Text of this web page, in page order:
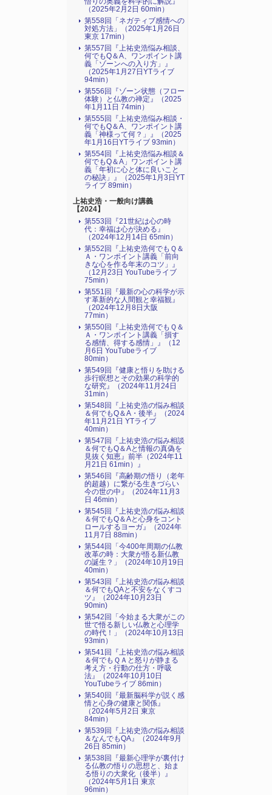
（2025年2月2日 60min）
第558回「ネガティブ感情への
対処方法」（2025年1月26日
東京 17min）
第557回『上祐史浩悩み相談、
何でもQ＆A、ワンポイント講
義「ゾーンへの入り方」』
（2025年1月27日YTライブ
94min）
第556回『ゾーン状態（フロー
体験）と仏教の禅定』（2025
年1月11日 74min）
第555回『上祐史浩悩み相談・
何でもQ＆A、ワンポイント講
義「神様って何？」』（2025
年1月16日YTライブ 93min）
第554回『上祐史浩悩み相談＆
何でもQ＆A」ワンポイント講
義「年初に心と体に良いこと
の秘訣」』（2025年1月3日YT
ライブ 89min）
上祐史浩・一般向け講義
【2024】
第553回『21世紀は心の時
代：幸福は心が決める』
（2024年12月14日 65min）
第552回『上祐史浩何でもＱ＆
Ａ・ワンポイント講義「前向
きな心を作る年末のコツ」』
（12月23日 YouTubeライブ
75min）
第551回『最新の心の科学が示
す革新的な人間観と幸福観』
（2024年12月8日大阪
77min）
第550回『上祐史浩何でもＱ＆
Ａ・ワンポイント講義「損す
る感情、得する感情」』（12
月6日 YouTubeライブ
80min）
第549回『健康と悟りを助ける
歩行瞑想とその効果の科学的
な研究』（2024年11月24日
31min）
第548回『上祐史浩の悩み相談
＆何でもQ＆A・後半』（2024
年11月21日 YTライブ
40min）
第547回『上祐史浩の悩み相談
＆何でもQ＆Aと情報の真偽を
見抜く知恵』前半（2024年11
月21日 61min）』
第546回『高齢期の悟り（老年
的超越）に繋がる生きづらい
今の世の中』（2024年11月3
日 46min）
第545回『上祐史浩の悩み相談
＆何でもQ＆Aと心身をコント
ロールするヨーガ』（2024年
11月7日 88min）
第544回「今400年周期の仏教
改革の時：大衆が悟る新仏教
の誕生？」（2024年10月19日
40min）
第543回『上祐史浩の悩み相談
＆何でもQAと不安をなくすコ
ツ』（2024年10月23日
90min)
第542回「今始まる大衆がこの
世で悟る新しい仏教と心理学
の時代！」（2024年10月13日
93min）
第541回『上祐史浩の悩み相談
＆何でもＱＡと怒りが静まる
考え方・行動の仕方・呼吸
法』（2024年10月10日
YouTubeライブ 86min）
第540回『最新脳科学が説く感
情と心身の健康と関係』
（2024年5月2日 東京
84min）
第539回『上祐史浩の悩み相談
＆なんでもQA』（2024年9月
26日 85min）
第538回『最新心理学が裏付け
る仏教の悟りの思想と、始ま
る悟りの大衆化（後半）』
（2024年5月1日 東京
96min）